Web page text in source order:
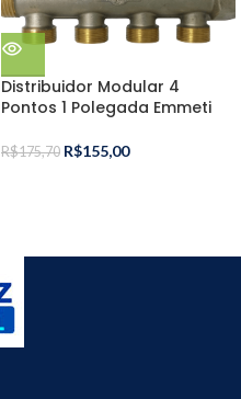
Distribuidor Modular 4
Pontos 1 Polegada Emmeti
R$175,70 R$155,00